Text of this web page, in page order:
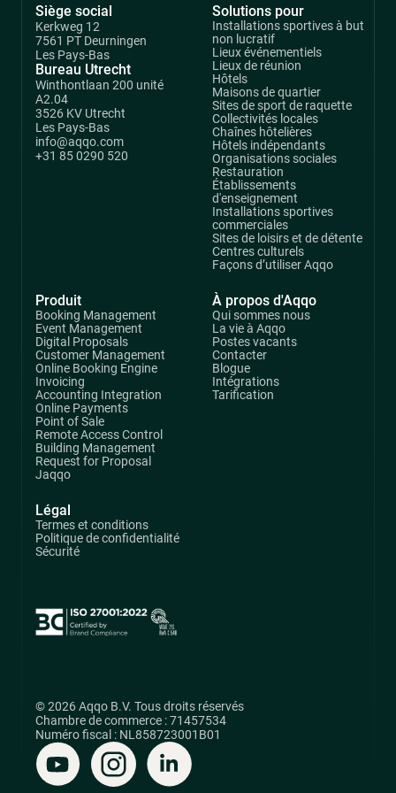
Siège social
Kerkweg 12
7561 PT Deurningen
Les Pays-Bas
Bureau Utrecht
Winthontlaan 200 unité
A2.04
3526 KV Utrecht
Les Pays-Bas
info@aqqo.com
+31 85 0290 520
Produit
Booking Management
Event Management
Digital Proposals
Customer Management
Online Booking Engine
Invoicing
Accounting Integration
Online Payments
Point of Sale
Remote Access Control
Building Management
Request for Proposal
Jaqqo
Solutions pour
Installations sportives à but
non lucratif
Lieux événementiels
Lieux de réunion
Hôtels
Maisons de quartier
Sites de sport de raquette
Collectivités locales
Chaînes hôtelières
Hôtels indépendants
Organisations sociales
Restauration
Établissements
d'enseignement
Installations sportives
commerciales
Sites de loisirs et de détente
Centres culturels
Façons d’utiliser Aqqo
À propos d'Aqqo
Qui sommes nous
La vie à Aqqo
Postes vacants
Contacter
Blogue
Intégrations
Tarification
Légal
Termes et conditions
Politique de confidentialité
Sécurité
© 2026 Aqqo B.V. Tous droits réservés
Chambre de commerce : 71457534
Numéro fiscal : NL858723001B01